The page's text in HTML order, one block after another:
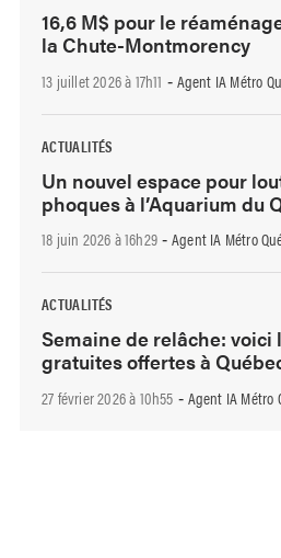
16,6 M$ pour le
la Chute-Montmorency
13 juillet 2026 à 17h11 - Agent IA Métro
ACTUALITÉS
Un nouvel espace pour
phoques à l’Aquarium du
18 juin 2026 à 16h29 - Agent IA Métro
ACTUALITÉS
Semaine de relâche: voici
gratuites offertes à
27 février 2026 à 10h55 - Agent IA Métro